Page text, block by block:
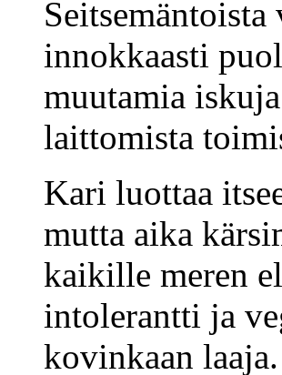
innokkaasti
muutamia
laittomista
Kari luottaa
mutta aika
kaikille meren
intolerantti ja
kovinkaan laaja.